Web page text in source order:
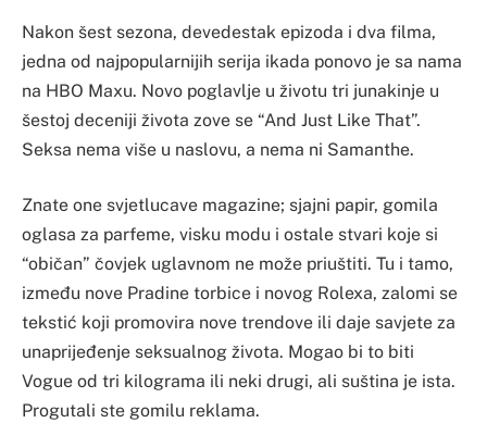
Nakon šest sezona, devedestak epizoda i dva filma,
jedna od najpopularnijih serija ikada ponovo je sa nama
na HBO Maxu. Novo poglavlje u životu tri junakinje u
šestoj deceniji života zove se “And Just Like That”.
Seksa nema više u naslovu, a nema ni Samanthe.
Znate one svjetlucave magazine; sjajni papir, gomila
oglasa za parfeme, visku modu i ostale stvari koje si
“običan” čovjek uglavnom ne može priuštiti. Tu i tamo,
između nove Pradine torbice i novog Rolexa, zalomi se
tekstić koji promovira nove trendove ili daje savjete za
unaprijeđenje seksualnog života. Mogao bi to biti
Vogue od tri kilograma ili neki drugi, ali suština je ista.
Progutali ste gomilu reklama.